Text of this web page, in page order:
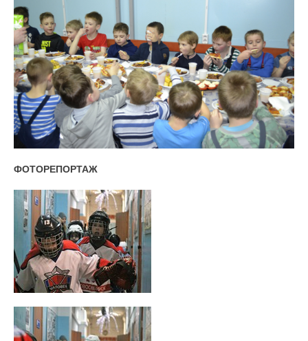
ФОТОРЕПОРТАЖ